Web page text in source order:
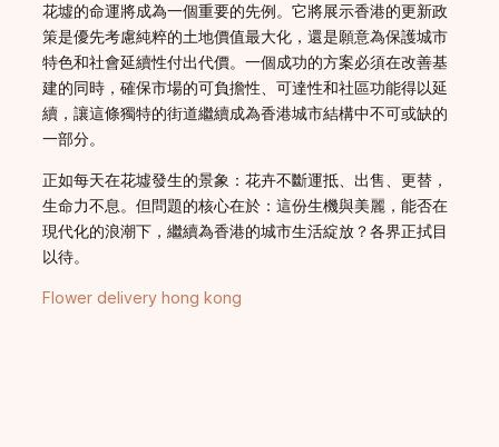
花墟的命運將成為一個重要的先例。它將展示香港的更新政
策是優先考慮純粹的土地價值最大化，還是願意為保護城市
特色和社會延續性付出代價。一個成功的方案必須在改善基
建的同時，確保市場的可負擔性、可達性和社區功能得以延
續，讓這條獨特的街道繼續成為香港城市結構中不可或缺的
一部分。
正如每天在花墟發生的景象：花卉不斷運抵、出售、更替，
生命力不息。但問題的核心在於：這份生機與美麗，能否在
現代化的浪潮下，繼續為香港的城市生活綻放？各界正拭目
以待。
Flower delivery hong kong